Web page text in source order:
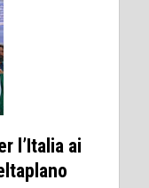
l’Italia ai